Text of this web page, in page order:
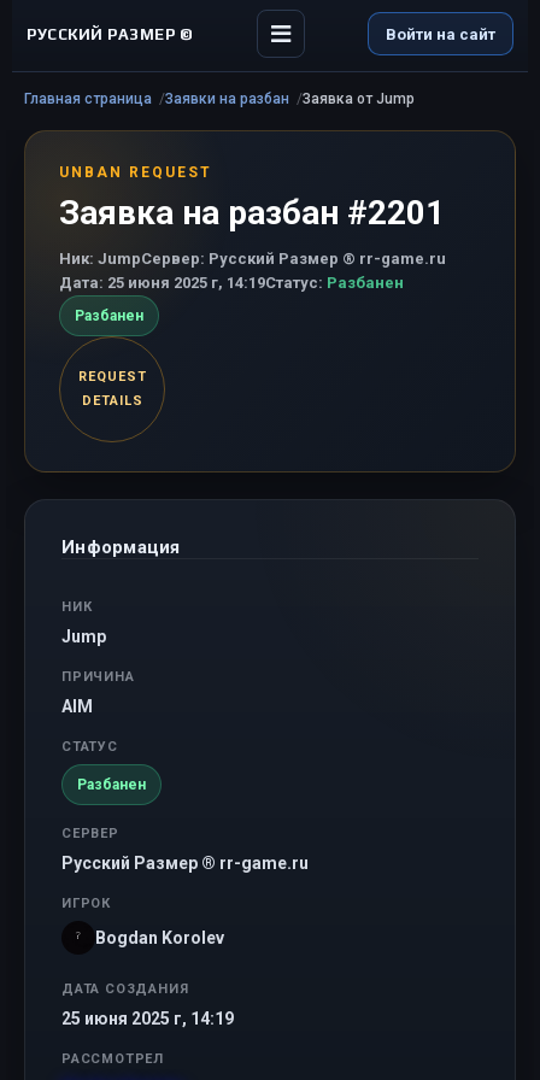
РУССКИЙ РАЗМЕР © Войти на сайт
Главная страница Заявки на разбан Заявка от Jump
UNBAN REQUEST
Заявка на разбан #2201
Ник: JumpСервер: Русский Размер ® rr-game.ru
Дата: 25 июня 2025 г, 14:19Статус: Разбанен
Разбанен
REQUEST
DETAILS
Информация
НИК
Jump
ПРИЧИНА
AIM
СТАТУС
Разбанен
СЕРВЕР
Русский Размер ® rr-game.ru
ИГРОК
Bogdan Korolev
ДАТА СОЗДАНИЯ
25 июня 2025 г, 14:19
РАССМОТРЕЛ